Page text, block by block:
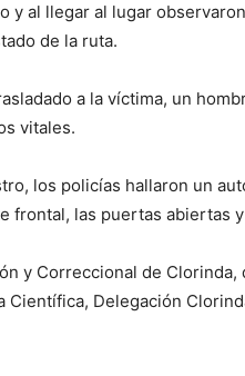
y al llegar al lugar
de la ruta.
a la víctima, un
vitales.
los policías hallaron un
frontal, las puertas abiertas
y Correccional de Clorinda,
Delegación